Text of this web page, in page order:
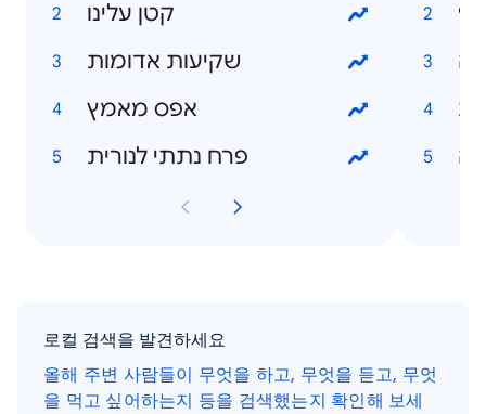
קטן עלינו
שקיעות אדומות
אפס מאמץ
פרח נתתי לנורית
로컬 검색을 발견하세요
올해 주변 사람들이 무엇을 하고, 무엇을 듣고, 무엇
을 먹고 싶어하는지 등을 검색했는지 확인해 보세